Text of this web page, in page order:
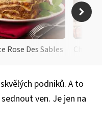
Rose Des Sables Chartier
podniků. A to
ven. Je jen na